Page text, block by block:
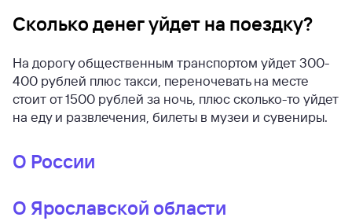
Сколько денег уйдет на поездку?
На дорогу общественным транспортом уйдет 300-
400 рублей плюс такси, переночевать на месте
стоит от 1500 рублей за ночь, плюс сколько-то уйдет
на еду и развлечения, билеты в музеи и сувениры.
О России
О Ярославской области